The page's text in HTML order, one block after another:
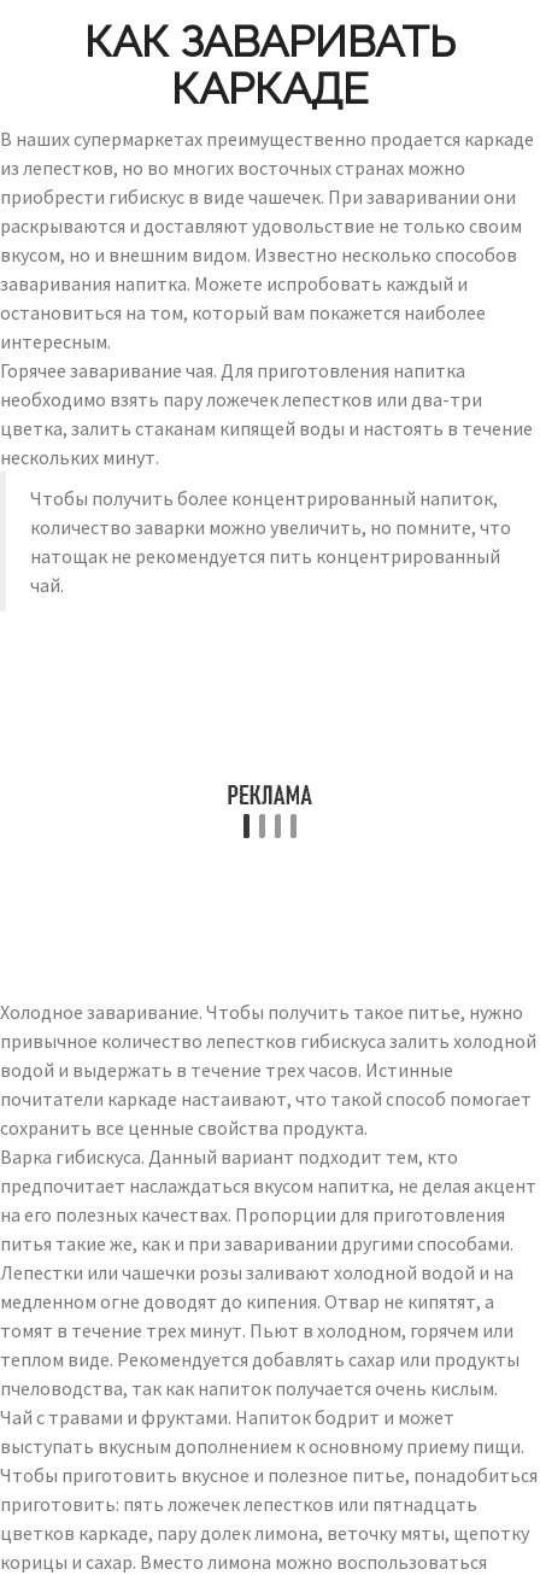
КАК ЗАВАРИВАТЬ
КАРКАДЕ
В наших супермаркетах преимущественно продается каркаде
из лепестков, но во многих восточных странах можно
приобрести гибискус в виде чашечек. При заваривании они
раскрываются и доставляют удовольствие не только своим
вкусом, но и внешним видом. Известно несколько способов
заваривания напитка. Можете испробовать каждый и
остановиться на том, который вам покажется наиболее
интересным.
Горячее заваривание чая. Для приготовления напитка
необходимо взять пару ложечек лепестков или два-три
цветка, залить стаканам кипящей воды и настоять в течение
нескольких минут.
Чтобы получить более концентрированный напиток,
количество заварки можно увеличить, но помните, что
натощак не рекомендуется пить концентрированный
чай.
Холодное заваривание. Чтобы получить такое питье, нужно
привычное количество лепестков гибискуса залить холодной
водой и выдержать в течение трех часов. Истинные
почитатели каркаде настаивают, что такой способ помогает
сохранить все ценные свойства продукта.
Варка гибискуса. Данный вариант подходит тем, кто
предпочитает наслаждаться вкусом напитка, не делая акцент
на его полезных качествах. Пропорции для приготовления
питья такие же, как и при заваривании другими способами.
Лепестки или чашечки розы заливают холодной водой и на
медленном огне доводят до кипения. Отвар не кипятят, а
томят в течение трех минут. Пьют в холодном, горячем или
теплом виде. Рекомендуется добавлять сахар или продукты
пчеловодства, так как напиток получается очень кислым.
Чай с травами и фруктами. Напиток бодрит и может
выступать вкусным дополнением к основному приему пищи.
Чтобы приготовить вкусное и полезное питье, понадобиться
приготовить: пять ложечек лепестков или пятнадцать
цветков каркаде, пару долек лимона, веточку мяты, щепотку
корицы и сахар. Вместо лимона можно воспользоваться